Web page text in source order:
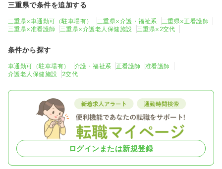
三重県で条件を追加する
三重県×車通勤可（駐車場有） 三重県×介護・福祉系
三重県×正看護師
三重県×准看護師
三重県×介護老人保健施設 三重県×2交代
条件から探す
車通勤可（駐車場有） 介護・福祉系 正看護師
准看護師
介護老人保健施設
2交代
ログインまたは新規登録